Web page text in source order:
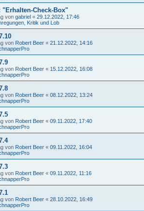
"Erhalten-Check-Box"
von gabriel « 29.12.2022, 17:46
Kritik und Lob
von Robert Beer « 21.12.2022, 14:16
von Robert Beer « 15.12.2022, 16:08
von Robert Beer « 08.12.2022, 13:24
von Robert Beer « 09.11.2022, 17:40
von Robert Beer « 09.11.2022, 16:04
von Robert Beer « 09.11.2022, 11:16
von Robert Beer « 28.10.2022, 16:49